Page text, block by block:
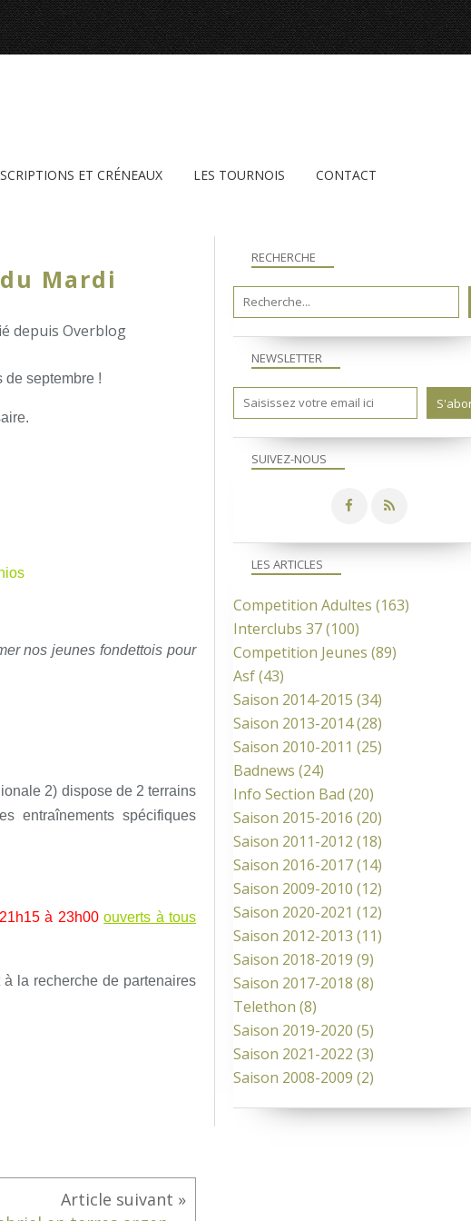
ET CRÉNEAUX LES TOURNOIS CONTACT
Mardi
depuis Overblog
de septembre !
nos jeunes fondettois pour
2) dispose de 2 terrains
entraînements spécifiques
21h15 à 23h00 ouverts à tous
la recherche de partenaires
NEWSLETTER
SUIVEZ-NOUS
RECHERCHE
LES ARTICLES
Competition Adultes (163)
Interclubs 37(100)
Competition Jeunes (89)
Asf(43)
Saison 2014-2015 (34)
Saison 2013-2014(28)
Saison 2010-2011 (25)
Badnews (24)
Info Section Bad (20)
Saison 2015-2016 (20)
Saison 2011-2012 (18)
Saison 2016-2017(14)
Saison 2009-2010 (12)
Saison 2020-2021 (12)
Saison 2012-2013 (11)
Saison 2018-2019 (9)
Saison 2017-2018 (8)
Telethon (8)
Saison 2019-2020 (5)
Saison 2021-2022 (3)
Saison 2008-2009 (2)